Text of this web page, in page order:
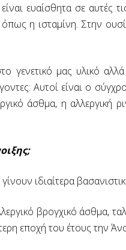
ευαίσθητα σε αυτές
η ισταμίνη. Στην
γενετικό μας υλικό
Αυτοί είναι ο
άσθμα, η αλλεργική
ιδιαίτερα
βρογχικό άσθμα,
εποχή του έτους την